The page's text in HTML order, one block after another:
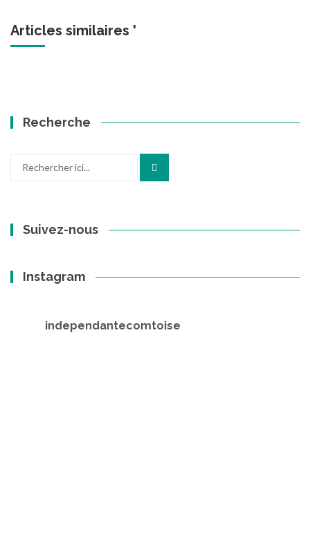
Articles similaires '
Recherche
Suivez-nous
Instagram
independantecomtoise